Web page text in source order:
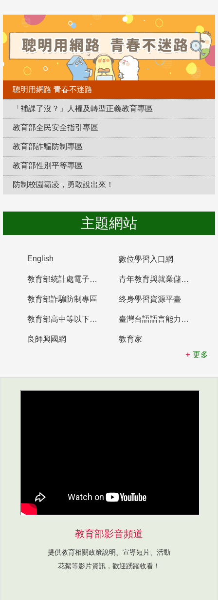
聰明用網路 青春不迷路
「補課了沒？」人權及轉型正義教育專區
教育部全民安全指引專區
教育部詐騙防制專區
教育部性別平等專區
防制校園霸凌，勇敢說出來！
主題網站
English 數位學習入口網
教育部統計處電子書櫃 青年教育與就業儲蓄帳戶
教育部詐騙防制專區 終身學習資源平臺
教育部高中等以下學校及幼兒園教師資格檢定考試 臺灣台語語言能力認證網站
良師興國網
教育家
更多
教育部影音頻道
提供教育相關政策說明、宣導短片、活動
花絮等影片資訊，歡迎踴躍收看！